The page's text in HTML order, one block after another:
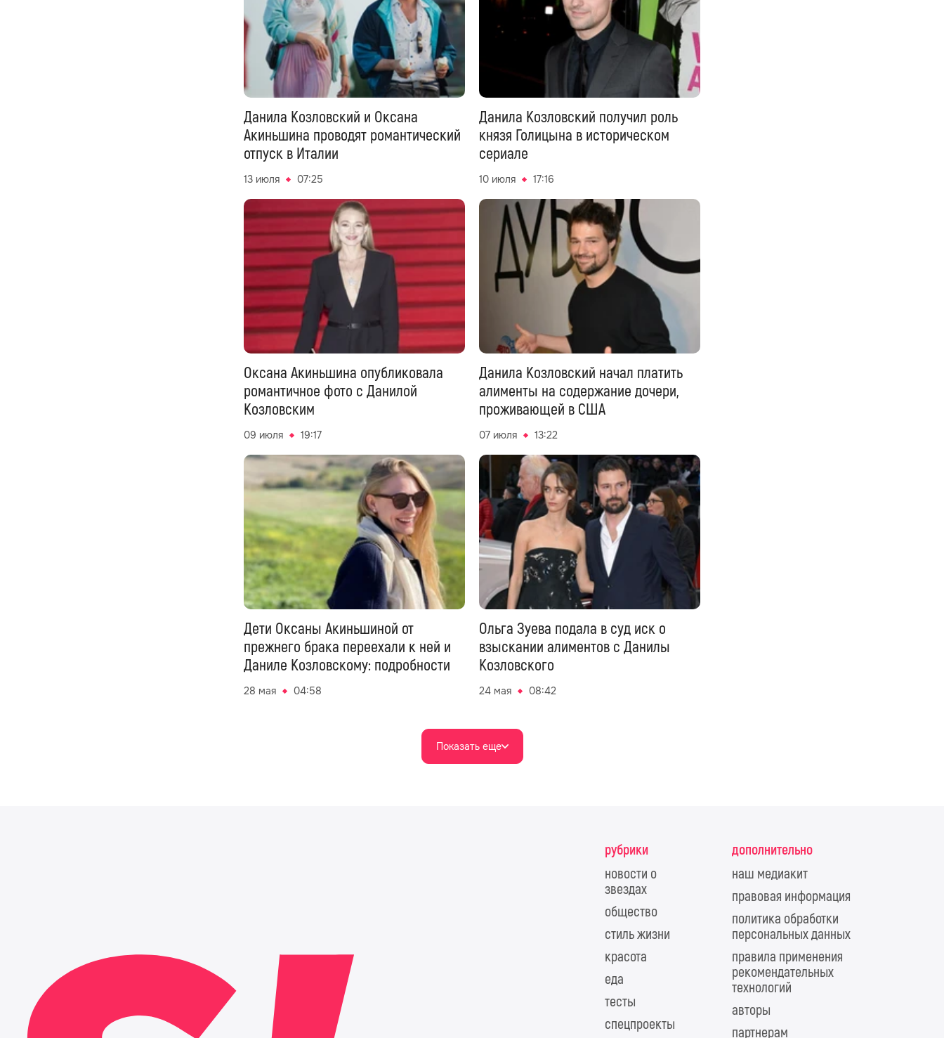
Данила Козловский и Оксана
Акиньшина проводят романтический
отпуск в Италии
13 июля 07:25
Данила Козловский получил роль
князя Голицына в историческом
сериале
10 июля 17:16
Оксана Акиньшина опубликовала
романтичное фото с Данилой
Козловским
09 июля 19:17
Данила Козловский начал платить
алименты на содержание дочери,
проживающей в США
07 июля 13:22
Дети Оксаны Акиньшиной от
прежнего брака переехали к ней и
Даниле Козловскому: подробности
28 мая 04:58
Ольга Зуева подала в суд иск о
взыскании алиментов с Данилы
Козловского
24 мая 08:42
Показать еще
рубрики
новости о
звездах
общество
стиль жизни
красота
еда
тесты
спецпроекты
дополнительно
наш медиакит
правовая информация
политика обработки
персональных данных
правила применения
рекомендательных
технологий
авторы
партнерам